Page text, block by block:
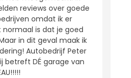
reviews over goede
omdat ik er
is dat je goed
in dit geval maak ik
Autobedrijf Peter
betreft DÉ garage van